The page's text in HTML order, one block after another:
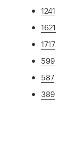
1241
1621
1717
599
587
389